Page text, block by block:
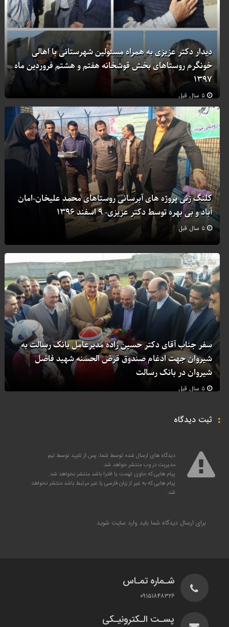
دیدار دکتر عزیزی به همراه مسئولین شهرستانی با اهالی
خونگرم روستاهای بخش قوشخانه هفتم و هشتم فروردین ماه
۱۳۹۷
۵ سال قبل
کلنگ زنی پروژه های آبرسانی روستاهای محمد علیخان-امان
آباد و بی بهره توسط دکتر عزیزی- ۹ اسفند ۱۳۹۶
۵ سال قبل
سفر جناب آقای دکتر حسین زاده مدیرعامل بانک رسالت به
شیروان جهت ادغام صندوق قرض الحسنه شهید فاضل
شیروان در بانک رسالت
۵ سال قبل
ثبت دیدگاه
دیدگاه های ارسال شده توسط شما، پس از تایید توسط تیم
مدیریت در وب منتشر خواهد شد.
پیام هایی که حاوی تهمت یا افترا باشد منتشر نخواهد شد.
پیام هایی که به غیر از زبان فارسی یا غیر مرتبط باشد منتشر نخواهد
شد.
برای ارسال دیدگاه شما باید وارد سایت شوید.
شـماره تمـاس
۰۹۱۵۱۸۴۸۳۲۶
پسـت الـکترونیـکی